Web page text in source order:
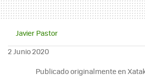
Javier Pastor
2 Junio 2020
Publicado originalmente en